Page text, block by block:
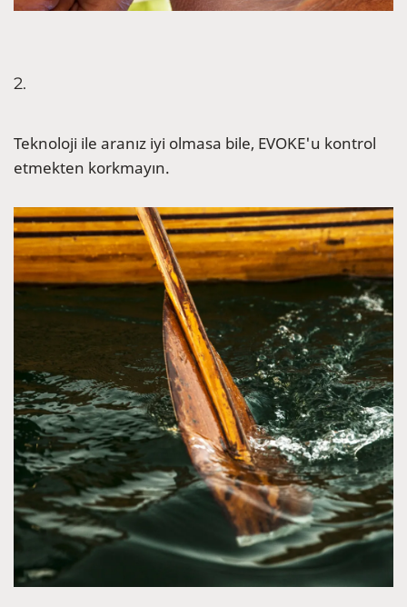
2.
Teknoloji ile aranız iyi olmasa bile, EVOKE'u kontrol
etmekten korkmayın.